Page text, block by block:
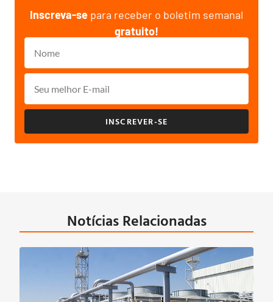
Inscreva-se para receber o boletim semanal
gratuito!
INSCREVER-SE
Notícias Relacionadas